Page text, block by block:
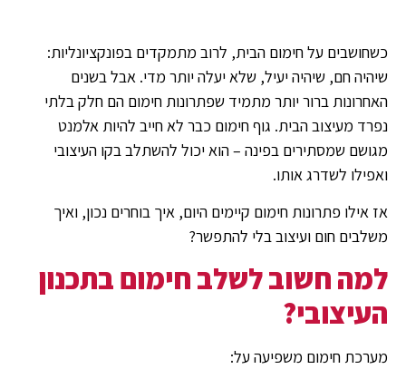
כשחושבים על חימום הבית, לרוב מתמקדים בפונקציונליות:
שיהיה חם, שיהיה יעיל, שלא יעלה יותר מדי. אבל בשנים
האחרונות ברור יותר מתמיד שפתרונות חימום הם חלק בלתי
נפרד מעיצוב הבית. גוף חימום כבר לא חייב להיות אלמנט
מגושם שמסתירים בפינה – הוא יכול להשתלב בקו העיצובי
ואפילו לשדרג אותו.
אז אילו פתרונות חימום קיימים היום, איך בוחרים נכון, ואיך
משלבים חום ועיצוב בלי להתפשר?
למה חשוב לשלב חימום בתכנון
העיצובי?
מערכת חימום משפיעה על: